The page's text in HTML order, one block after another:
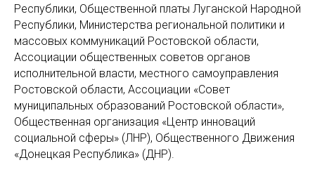
Республики, Общественной платы Луганской Народной
Республики, Министерства региональной политики и
массовых коммуникаций Ростовской области,
Ассоциации общественных советов органов
исполнительной власти, местного самоуправления
Ростовской области, Ассоциации «Совет
муниципальных образований Ростовской области»,
Общественная организация «Центр инноваций
социальной сферы» (ЛНР), Общественного Движения
«Донецкая Республика» (ДНР).